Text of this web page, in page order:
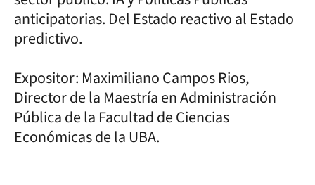
anticipatorias. Del Estado reactivo al Estado
predictivo.
Expositor: Maximiliano Campos Rios,
Director de la Maestría en Administración
Pública de la Facultad de Ciencias
Económicas de la UBA.